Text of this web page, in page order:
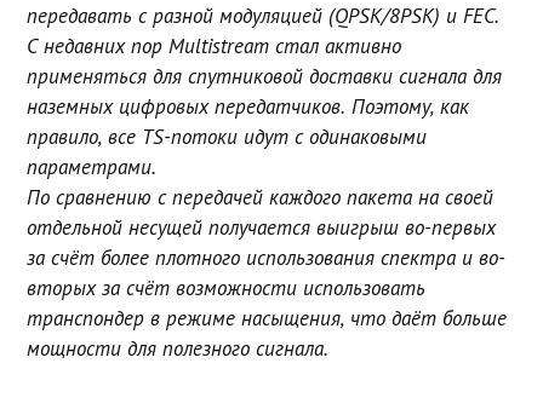
передавать с разной модуляцией (QPSK/8PSK) и FEC.
С недавних пор Multistream стал активно
применяться для спутниковой доставки сигнала для
наземных цифровых передатчиков. Поэтому, как
правило, все TS-потоки идут с одинаковыми
параметрами.
По сравнению с передачей каждого пакета на своей
отдельной несущей получается выигрыш во-первых
за счёт более плотного использования спектра и во-
вторых за счёт возможности использовать
транспондер в режиме насыщения, что даёт больше
мощности для полезного сигнала.